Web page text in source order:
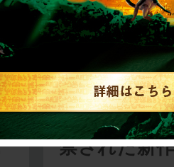
【2026年7
禁された新